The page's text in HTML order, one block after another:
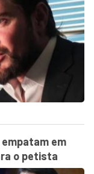
em
o petista